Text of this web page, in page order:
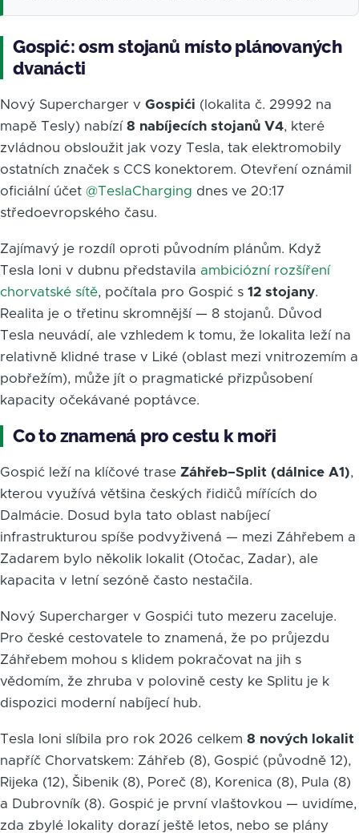
Gospić: osm stojanů místo plánovaných
dvanácti
Nový Supercharger v Gospići (lokalita č. 29992 na
mapě Tesly) nabízí 8 nabíjecích stojanů V4, které
zvládnou obsloužit jak vozy Tesla, tak elektromobily
ostatních značek s CCS konektorem. Otevření oznámil
oficiální účet @TeslaCharging dnes ve 20:17
středoevropského času.
Zajímavý je rozdíl oproti původním plánům. Když
Tesla loni v dubnu představila ambiciózní rozšíření
chorvatské sítě, počítala pro Gospić s 12 stojany.
Realita je o třetinu skromnější — 8 stojanů. Důvod
Tesla neuvádí, ale vzhledem k tomu, že lokalita leží na
relativně klidné trase v Liké (oblast mezi vnitrozemím a
pobřežím), může jít o pragmatické přizpůsobení
kapacity očekávané poptávce.
Co to znamená pro cestu k moři
Gospić leží na klíčové trase Záhřeb–Split (dálnice A1),
kterou využívá většina českých řidičů mířících do
Dalmácie. Dosud byla tato oblast nabíjecí
infrastrukturou spíše podvyživená — mezi Záhřebem a
Zadarem bylo několik lokalit (Otočac, Zadar), ale
kapacita v letní sezóně často nestačila.
Nový Supercharger v Gospići tuto mezeru zaceluje.
Pro české cestovatele to znamená, že po průjezdu
Záhřebem mohou s klidem pokračovat na jih s
vědomím, že zhruba v polovině cesty ke Splitu je k
dispozici moderní nabíjecí hub.
Tesla loni slíbila pro rok 2026 celkem 8 nových lokalit
napříč Chorvatskem: Záhřeb (8), Gospić (původně 12),
Rijeka (12), Šibenik (8), Poreč (8), Korenica (8), Pula (8)
a Dubrovník (8). Gospić je první vlaštovkou — uvidíme,
zda zbylé lokality dorazí ještě letos, nebo se plány